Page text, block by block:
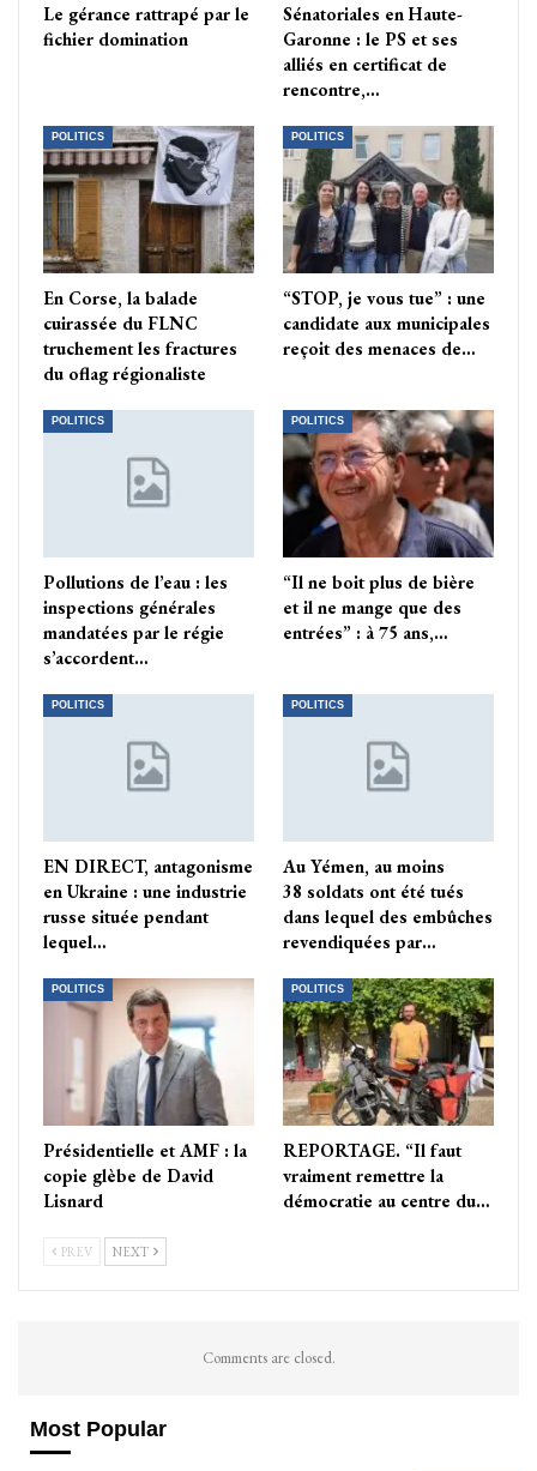
Le gérance rattrapé par le
fichier domination
Sénatoriales en Haute-
Garonne : le PS et ses
alliés en certificat de
rencontre,…
POLITICS
En Corse, la balade
cuirassée du FLNC
truchement les fractures
du oflag régionaliste
POLITICS
“STOP, je vous tue” : une
candidate aux municipales
reçoit des menaces de…
POLITICS
Pollutions de l’eau : les
inspections générales
mandatées par le régie
s’accordent…
POLITICS
“Il ne boit plus de bière
et il ne mange que des
entrées” : à 75 ans,…
POLITICS
EN DIRECT, antagonisme
en Ukraine : une industrie
russe située pendant
lequel…
POLITICS
Au Yémen, au moins
38 soldats ont été tués
dans lequel des embûches
revendiquées par…
POLITICS
Présidentielle et AMF : la
copie glèbe de David
Lisnard
POLITICS
REPORTAGE. “Il faut
vraiment remettre la
démocratie au centre du…
PREV NEXT
Comments are closed.
Most Popular